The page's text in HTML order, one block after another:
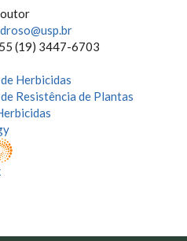
(19) 3447-6703
Herbicidas
Resistência de Plantas